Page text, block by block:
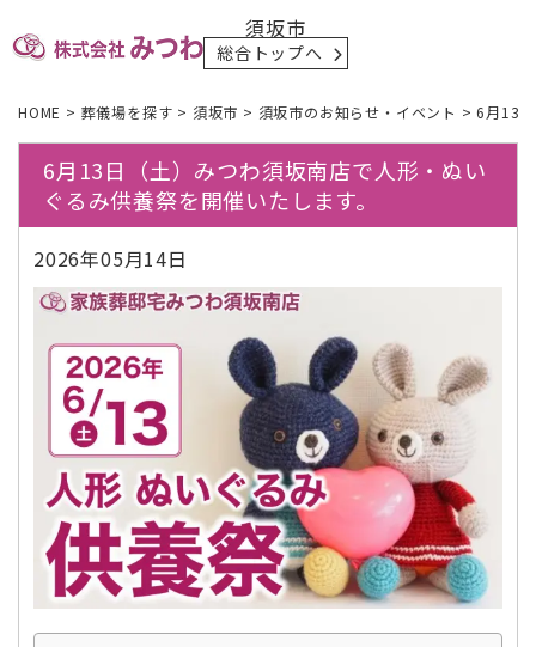
須坂市
総合トップへ
HOME > 葬儀場を探す > 須坂市 > 須坂市のお知らせ・イベント >6月13
6月13日（土）みつわ須坂南店で人形・ぬい
ぐるみ供養祭を開催いたします。
2026年05月14日